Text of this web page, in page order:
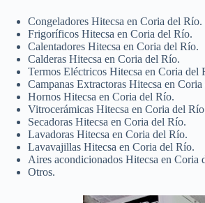
Congeladores Hitecsa en Coria del Río.
Frigoríficos Hitecsa en Coria del Río.
Calentadores Hitecsa en Coria del Río.
Calderas Hitecsa en Coria del Río.
Termos Eléctricos Hitecsa en Coria del
Campanas Extractoras Hitecsa en
Hornos Hitecsa en Coria del Río.
Vitrocerámicas Hitecsa en Coria del
Secadoras Hitecsa en Coria del Río.
Lavadoras Hitecsa en Coria del Río.
Lavavajillas Hitecsa en Coria del Río.
Aires acondicionados Hitecsa en Coria
Otros.